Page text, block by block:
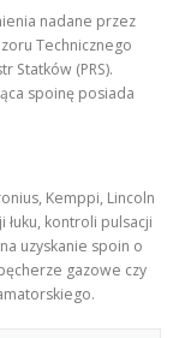
nadane przez
Technicznego
Statków (PRS).
spoinę posiada
Kemppi, Lincoln
kontroli pulsacji
uzyskanie spoin o
gazowe czy